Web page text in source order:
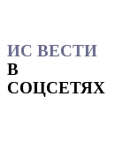
ИС ВЕСТИ
В
СОЦСЕТЯХ